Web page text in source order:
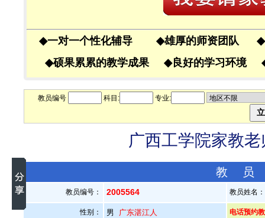
◆一对一个性化辅导 ◆雄厚的师资团队 ◆
◆硕果累累的教学成果 ◆良好的学习环境
教员编号 科目: 专业:
广西工学院家教
教
教员编号： 2005564 教员姓名
性别： 男 广东湛江人 电话预约